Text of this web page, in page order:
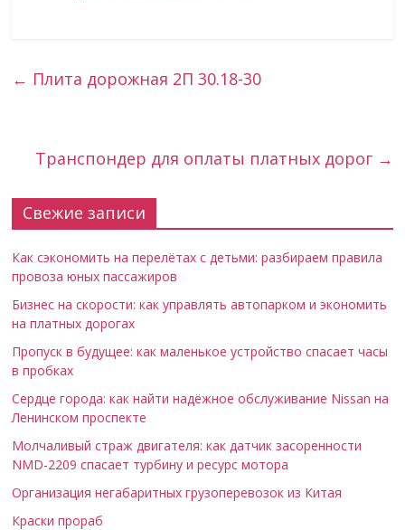
← Плита дорожная 2П 30.18-30
Транспондер для оплаты платных дорог →
Свежие записи
Как сэкономить на перелётах с детьми: разбираем правила
провоза юных пассажиров
Бизнес на скорости: как управлять автопарком и экономить
на платных дорогах
Пропуск в будущее: как маленькое устройство спасает часы
в пробках
Сердце города: как найти надёжное обслуживание Nissan на
Ленинском проспекте
Молчаливый страж двигателя: как датчик засоренности
NMD-2209 спасает турбину и ресурс мотора
Организация негабаритных грузоперевозок из Китая
Краски прораб